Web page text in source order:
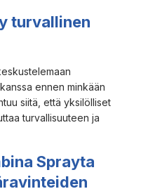
turvallinen
ennen minkään
siitä, että yksilölliset
turvallisuuteen ja
Sprayta